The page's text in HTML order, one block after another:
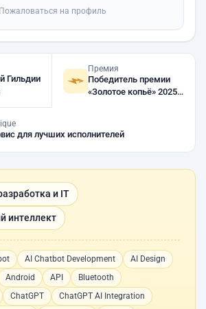
Пожаловаться на профиль
Гильдии
Премия
Победитель премии
«Золотое копьё» 2025,
для лучших исполнителей
и IT
интеллект
AI Chatbot Development
AI Design
Android API
Bluetooth
ChatGPT
ChatGPT AI Integration